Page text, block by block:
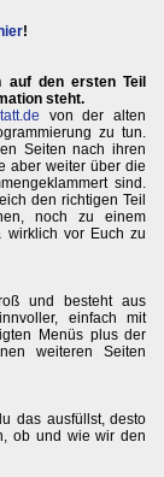
!
auf den ersten Teil
steht.
von der alten
zu tun.
Seiten nach ihren
aber weiter über die
sind.
den richtigen Teil
noch zu einem
wirklich vor Euch zu
und besteht aus
einfach mit
Menüs plus der
weiteren Seiten
das ausfüllst, desto
ob und wie wir den